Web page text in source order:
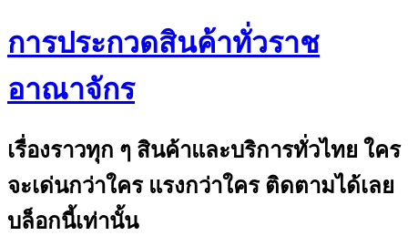
การประกวดสินค้าทั่วราช
อาณาจักร
เรื่องราวทุก ๆ สินค้าและบริการทั่วไทย ใคร
จะเด่นกว่าใคร แรงกว่าใคร ติดตามได้เลย
บล็อกนี้เท่านั้น